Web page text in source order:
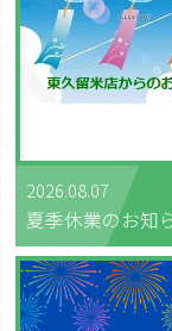
2026.08.07
夏季休業のお知